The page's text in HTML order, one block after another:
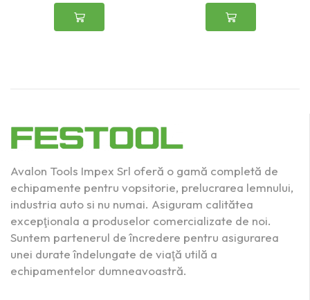
Avalon Tools Impex Srl oferă o gamă completă de
echipamente pentru vopsitorie, prelucrarea lemnului,
industria auto si nu numai. Asiguram calitătea
excepţionala a produselor comercializate de noi.
Suntem partenerul de încredere pentru asigurarea
unei durate îndelungate de viaţă utilă a
echipamentelor dumneavoastră.